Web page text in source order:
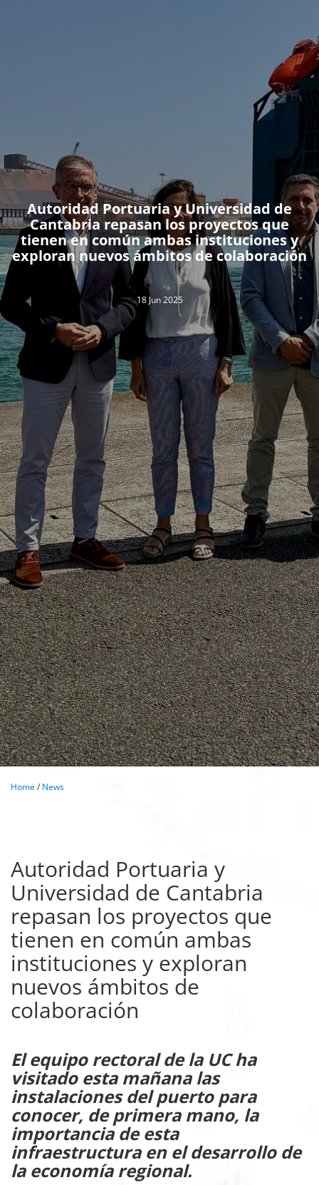
Autoridad Portuaria y Universidad de
Cantabria repasan los proyectos que
tienen en común ambas instituciones y
exploran nuevos ámbitos de colaboración
18 Jun 2025
Home/ News
Autoridad Portuaria y
Universidad de Cantabria
repasan los proyectos que
tienen en común ambas
instituciones y exploran
nuevos ámbitos de
colaboración
El equipo rectoral de la UC ha
visitado esta mañana las
instalaciones del puerto para
conocer, de primera mano, la
importancia de esta
infraestructura en el desarrollo de
la economía regional.